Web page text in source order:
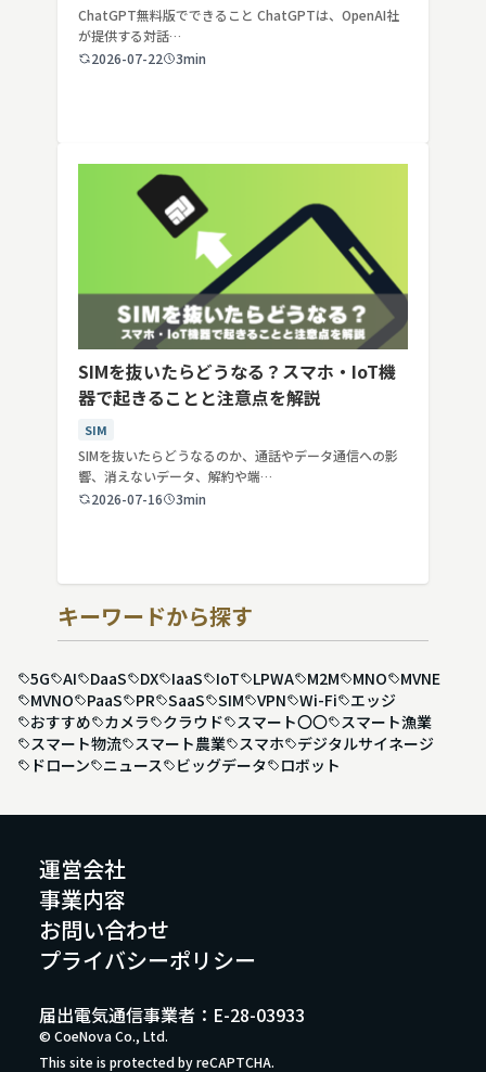
ChatGPT無料版でできること ChatGPTは、OpenAI社
が提供する対話…
2026-07-22
3min
SIMを抜いたらどうなる？スマホ・IoT機
器で起きることと注意点を解説
SIM
SIMを抜いたらどうなるのか、通話やデータ通信への影
響、消えないデータ、解約や端…
2026-07-16
3min
キーワードから探す
5G AI DaaS DX IaaS IoT LPWA M2M MNO
MVNE
MVNO
PaaS PR SaaS SIM VPN Wi-Fi
エッジ
おすすめ
カメラ クラウド スマート〇〇
スマート漁業
スマート物流
スマート農業 スマホ
デジタルサイネージ
ドローン
ニュース ビッグデータ ロボット
運営会社
事業内容
お問い合わせ
プライバシーポリシー
© CoeNova Co., Ltd.
This site is protected by reCAPTCHA.
届出電気通信事業者：E-28-03933